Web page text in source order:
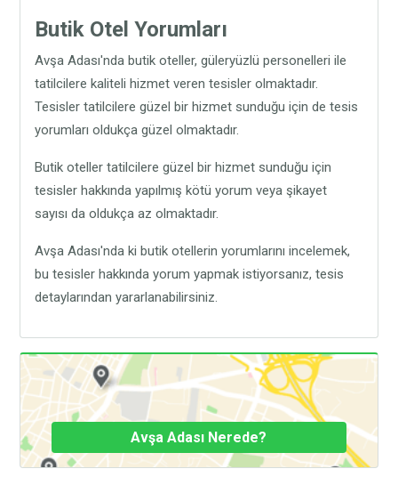
Butik Otel Yorumları
Avşa Adası'nda butik oteller, güleryüzlü personelleri ile
tatilcilere kaliteli hizmet veren tesisler olmaktadır.
Tesisler tatilcilere güzel bir hizmet sunduğu için de tesis
yorumları oldukça güzel olmaktadır.
Butik oteller tatilcilere güzel bir hizmet sunduğu için
tesisler hakkında yapılmış kötü yorum veya şikayet
sayısı da oldukça az olmaktadır.
Avşa Adası'nda ki butik otellerin yorumlarını incelemek,
bu tesisler hakkında yorum yapmak istiyorsanız, tesis
detaylarından yararlanabilirsiniz.
Avşa Adası Nerede?